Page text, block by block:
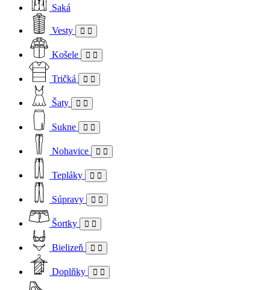
Saká
Vesty
Košele
Tričká
Šaty
Sukne
Nohavice
Tepláky
Súpravy
Šortky
Bielizeň
Doplňky